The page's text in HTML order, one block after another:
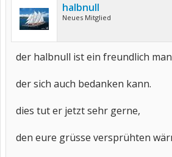
halbnull
Neues Mitglied
der halbnull ist ein freundlich
der sich auch bedanken kann.
dies tut er jetzt sehr gerne,
den eure grüsse versprühten